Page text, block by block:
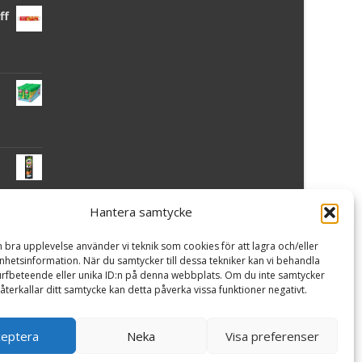
Hantera samtycke
bra upplevelse använder vi teknik som cookies för att lagra och/eller
När du samtycker till dessa tekniker kan vi behandla
eller unika ID:n på denna webbplats. Om du inte samtycker
ditt samtycke kan detta påverka vissa funktioner negativt.
Neka Visa preferenser
Powered by WordPress